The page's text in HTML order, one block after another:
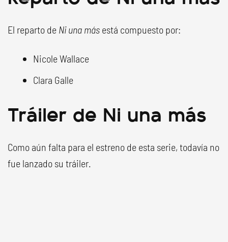
El reparto de Ni una más está compuesto por:
Nicole Wallace
Clara Galle
Tráiler de Ni una más
Como aún falta para el estreno de esta serie, todavía no
fue lanzado su tráiler.